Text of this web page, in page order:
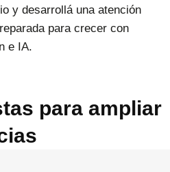
y desarrollá una atención
para crecer con
e IA.
para ampliar